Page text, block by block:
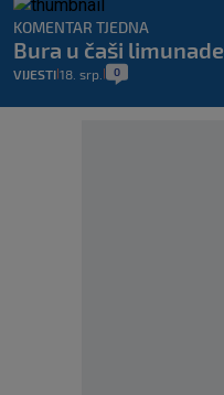
KOMENTAR TJEDNA
Bura u čaši limunade
VIJESTI 18. srp. 0